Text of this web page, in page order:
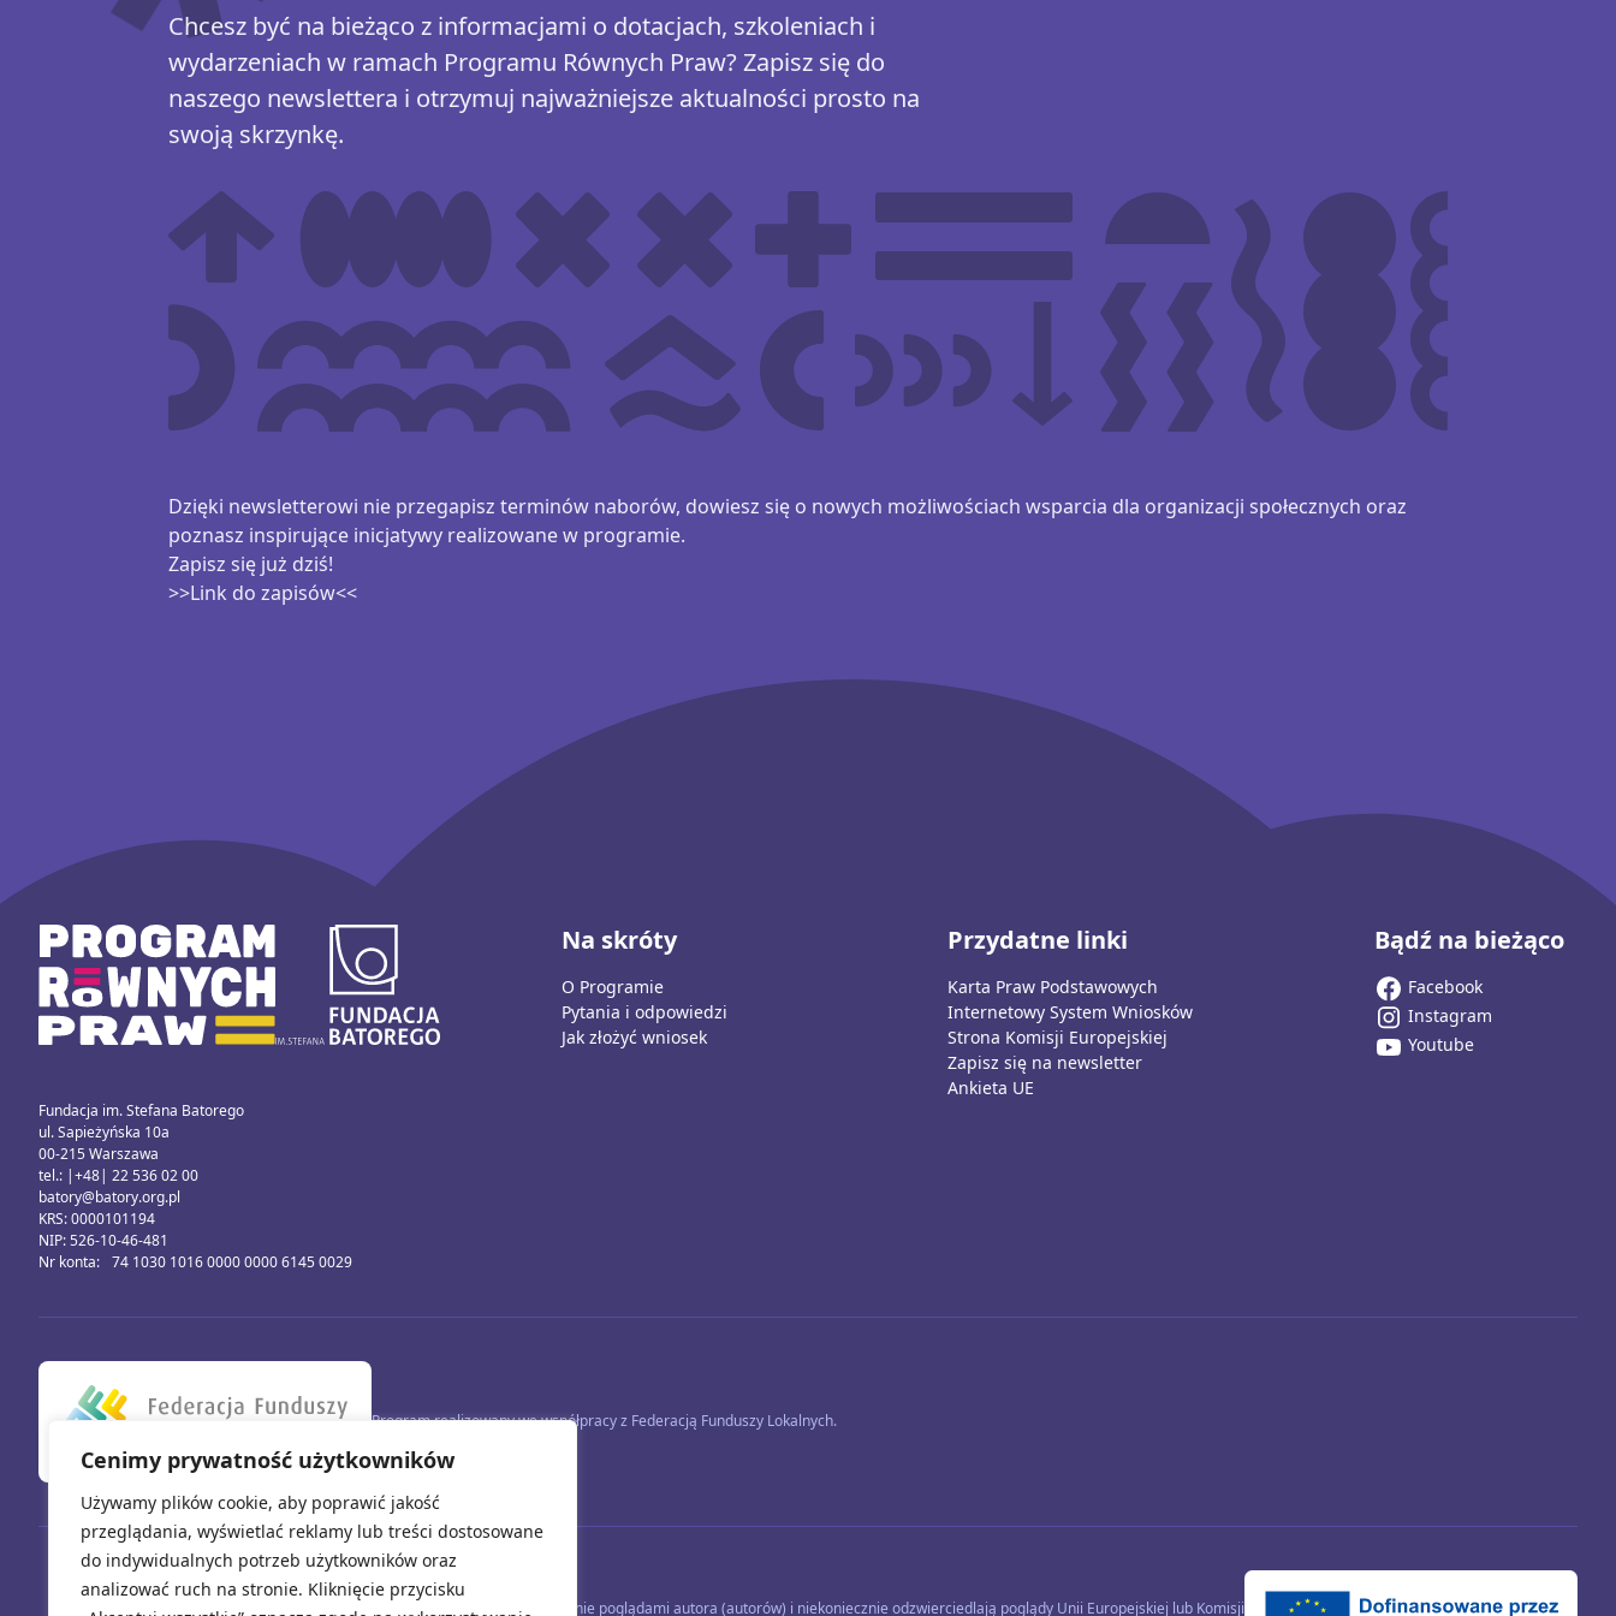
Cenimy prywatność użytkowników
Używamy plików cookie, aby poprawić jakość
przeglądania, wyświetlać reklamy lub treści dostosowane
do indywidualnych potrzeb użytkowników oraz
analizować ruch na stronie. Kliknięcie przycisku
Chcesz być na bieżąco z informacjami o dotacjach, szkoleniach i
wydarzeniach w ramach Programu Równych Praw? Zapisz się do
naszego newslettera i otrzymuj najważniejsze aktualności prosto na
swoją skrzynkę.
Dzięki newsletterowi nie przegapisz terminów naborów, dowiesz się o nowych możliwościach wsparcia dla organizacji społecznych oraz
poznasz inspirujące inicjatywy realizowane w programie.
Zapisz się już dziś!
>>Link do zapisów<<
Fundacja im. Stefana Batorego
ul. Sapieżyńska 10a
00-215 Warszawa
tel.: |+48| 22 536 02 00
batory@batory.org.pl
KRS: 0000101194
NIP: 526-10-46-481
Nr konta: 74 1030 1016 0000 0000 6145 0029
Na skróty
O Programie
Pytania i odpowiedzi
Jak złożyć wniosek
Przydatne linki
Karta Praw Podstawowych
Internetowy System Wniosków
Strona Komisji Europejskiej
Zapisz się na newsletter
Ankieta UE
Bądź na bieżąco
Facebook
Instagram
Youtube
Program realizowany we współpracy z Federacją Funduszy Lokalnych.
Sfinansowano przez Unię Europejską. Wyrażone opinie i poglądy są wyłącznie poglądami autora (autorów) i niekoniecznie odzwierciedlają poglądy Unii Europejskiej lub Komisji